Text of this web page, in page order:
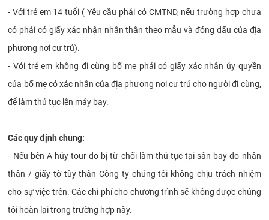
- Với trẻ em 14 tuổi ( Yêu cầu phải có CMTND, nếu trường hợp chưa
có phải có giấy xác nhận nhân thân theo mẫu và đóng dấu của địa
phương nơi cư trú).
- Với trẻ em không đi cùng bố mẹ phải có giấy xác nhận ủy quyền
của bố mẹ có xác nhận của địa phương nơi cư trú cho người đi cùng,
để làm thủ tục lên máy bay.
Các quy định chung:
- Nếu bên A hủy tour do bị từ chối làm thủ tục tại sân bay do nhân
thân / giấy tờ tùy thân Công ty chúng tôi không chịu trách nhiệm
cho sự việc trên. Các chi phí cho chương trình sẽ không được chúng
tôi hoàn lại trong trường hợp này.